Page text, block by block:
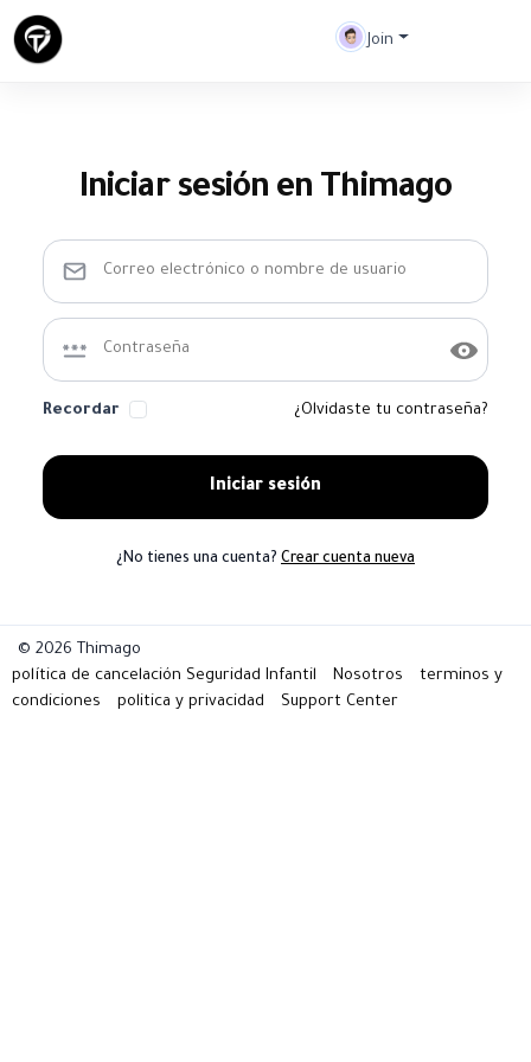
Join
Iniciar sesión en Thimago
Recordar ¿Olvidaste tu contraseña?
Iniciar sesión
¿No tienes una cuenta? Crear cuenta nueva
© 2026 Thimago
política de cancelación Seguridad Infantil Nosotros
terminos y
condiciones
politica y privacidad Support Center